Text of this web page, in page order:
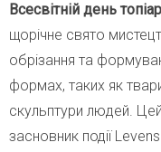
Всесвітній день
щорічне свято
обрізання та
формах, таких як
скульптури людей.
засновник події